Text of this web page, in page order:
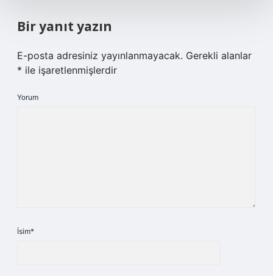
Bir yanıt yazın
E-posta adresiniz yayınlanmayacak. Gerekli alanlar
* ile işaretlenmişlerdir
Yorum
İsim*